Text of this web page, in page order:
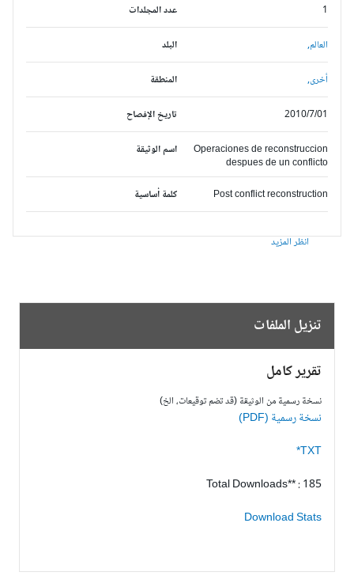
عدد المجلدات
البلد العالم,
المنطقة أخرى,
تاريخ الإفصاح 2010/7/01
اسم الوثيقة
Operaciones de reconstruccion
despues de un conflicto
كلمة أساسية
Post conflict reconstruction
انظر المزيد
تنزيل الملفات
تقرير كامل
نسخة رسمية من الوثيقة (قد تضم توقيعات، الخ)
نسخة رسمية (PDF)
TXT*
Total Downloads** : 185
Download Stats